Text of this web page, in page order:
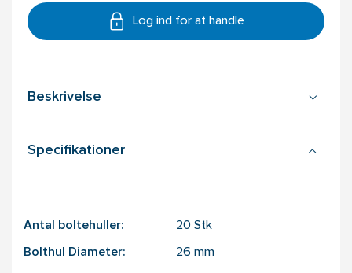
Log ind for at handle
Beskrivelse
Specifikationer
Antal boltehuller: 20 Stk
Bolthul Diameter: 26 mm